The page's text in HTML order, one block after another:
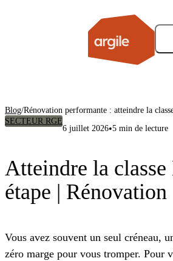
Blog/Rénovation performante : atteindre la
SECTEUR RGE
6 juillet 2026•5 min de lecture
Atteindre la classe
étape | Rénovation
Vous avez souvent un seul créneau,
zéro marge pour vous tromper. Pour